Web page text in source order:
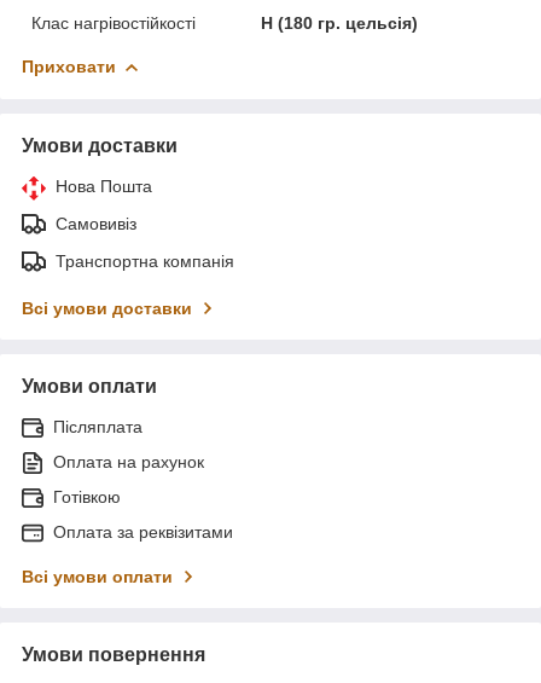
Клас нагрівостійкості
Н (180 гр. цельсія)
Приховати
Умови доставки
Нова Пошта
Самовивіз
Транспортна компанія
Всі умови доставки
Умови оплати
Післяплата
Оплата на рахунок
Готівкою
Оплата за реквізитами
Всі умови оплати
Умови повернення